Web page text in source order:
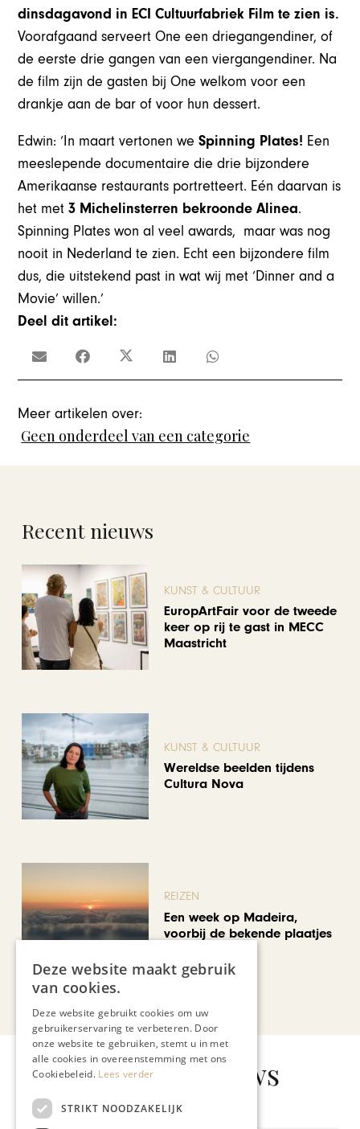
dinsdagavond in ECI Cultuurfabriek Film te zien is.
Voorafgaand serveert One een driegangendiner, of
de eerste drie gangen van een viergangendiner. Na
de film zijn de gasten bij One welkom voor een
drankje aan de bar of voor hun dessert.
Edwin: ‘In maart vertonen weSpinning Plates! Een
meeslepende documentaire die drie bijzondere
Amerikaanse restaurants portretteert. Eén daarvan is
het met3 Michelinsterren bekroonde Alinea.
Spinning Plates won al veel awards, maar was nog
nooit in Nederland te zien. Echt een bijzondere film
dus, die uitstekend past in wat wij met ‘Dinner and a
Movie’ willen.’
Deel dit artikel:
Meer artikelen over:
Geen onderdeel van een categorie
Recent nieuws
KUNST & CULTUUR
EuropArtFair voor de tweede
keer op rij te gast in MECC
Maastricht
KUNST & CULTUUR
Wereldse beelden tijdens
Cultura Nova
REIZEN
Een week op Madeira,
voorbij de bekende plaatjes
Bekijk alle artikelen
Gerelateerd nieuws
Deze website maakt gebruik
van cookies.
Deze website gebruikt cookies om uw
gebruikerservaring te verbeteren. Door
onze website te gebruiken, stemt u in met
alle cookies in overeenstemming met ons
Cookiebeleid. Lees verder
STRIKT NOODZAKELIJK